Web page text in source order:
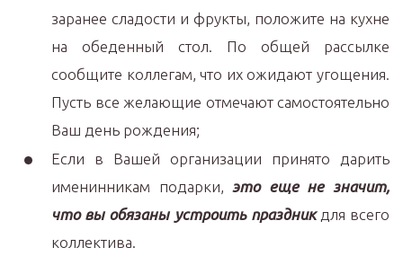
заранее сладости и фрукты, положите на кухне
на обеденный стол. По общей рассылке
сообщите коллегам, что их ожидают угощения.
Пусть все желающие отмечают самостоятельно
Ваш день рождения;
Если в Вашей организации принято дарить
именинникам подарки,это еще не значит,
что вы обязаны устроить праздникдля всего
коллектива.